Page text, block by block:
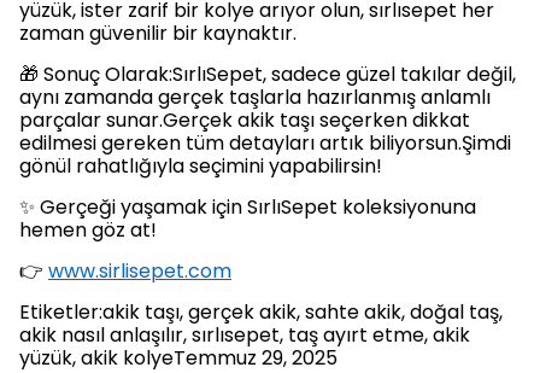
yüzük, ister zarif bir kolye arıyor olun, sırlısepet her
zaman güvenilir bir kaynaktır.
🎁 Sonuç Olarak:SırlıSepet, sadece güzel takılar değil,
aynı zamanda gerçek taşlarla hazırlanmış anlamlı
parçalar sunar.Gerçek akik taşı seçerken dikkat
edilmesi gereken tüm detayları artık biliyorsun.Şimdi
gönül rahatlığıyla seçimini yapabilirsin!
✨ Gerçeği yaşamak için SırlıSepet koleksiyonuna
hemen göz at!
👉 www.sirlisepet.com
Etiketler:akik taşı, gerçek akik, sahte akik, doğal taş,
akik nasıl anlaşılır, sırlısepet, taş ayırt etme, akik
yüzük, akik kolyeTemmuz 29, 2025